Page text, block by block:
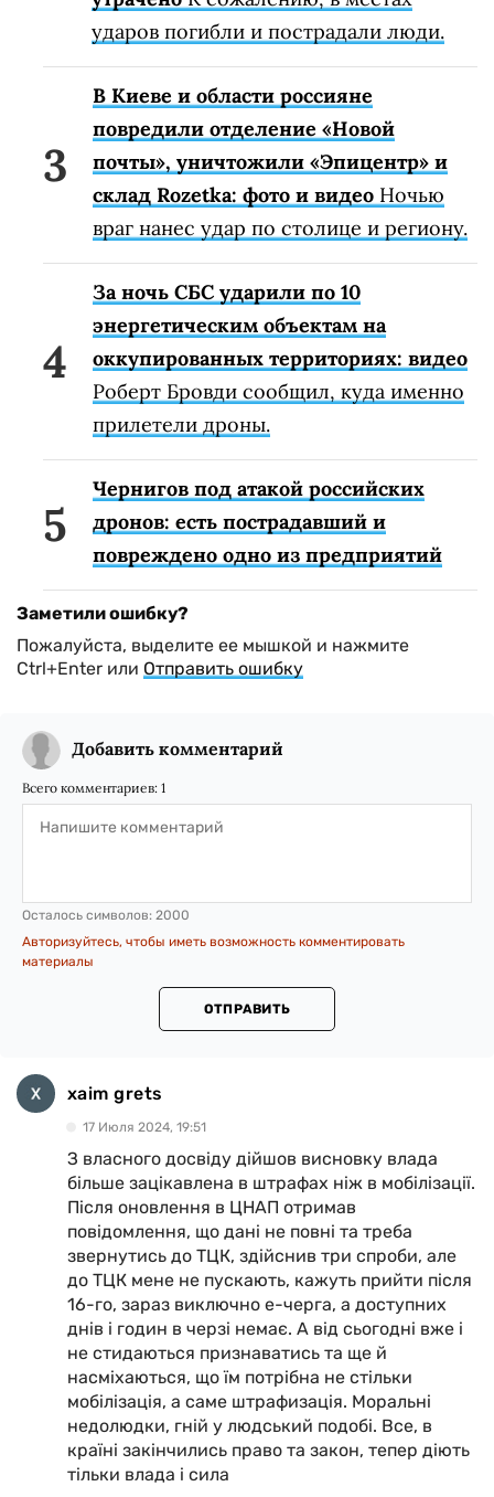
ударов погибли и пострадали люди.
В Киеве и области россияне
повредили отделение «Новой
почты», уничтожили «Эпицентр» и
склад Rozetka: фото и видео Ночью
враг нанес удар по столице и региону.
За ночь СБС ударили по 10
энергетическим объектам на
оккупированных территориях: видео
Роберт Бровди сообщил, куда именно
прилетели дроны.
Чернигов под атакой российских
дронов: есть пострадавший и
повреждено одно из предприятий
Заметили ошибку?
Пожалуйста, выделите ее мышкой и нажмите
Ctrl+Enter или Отправить ошибку
Добавить комментарий
Всего комментариев: 1
Осталось символов: 2000
Авторизуйтесь, чтобы иметь возможность комментировать
материалы
ОТПРАВИТЬ
xaim grets
17 Июля 2024, 19:51
З власного досвіду дійшов висновку влада
більше зацікавлена в штрафах ніж в мобілізації.
Після оновлення в ЦНАП отримав
повідомлення, що дані не повні та треба
звернутись до ТЦК, здійснив три спроби, але
до ТЦК мене не пускають, кажуть прийти після
16-го, зараз виключно е-черга, а доступних
днів і годин в черзі немає. А від сьогодні вже і
не стидаються признаватись та ще й
насміхаються, що їм потрібна не стільки
мобілізація, а саме штрафизація. Моральні
недолюдки, гній у людський подобі. Все, в
країні закінчились право та закон, тепер діють
тільки влада і сила